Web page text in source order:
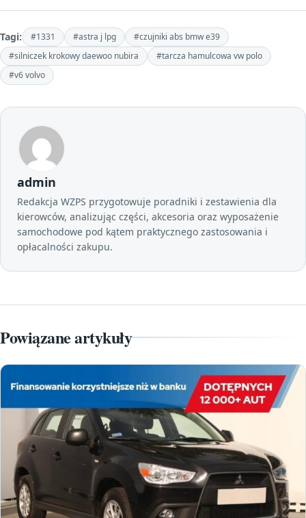
Tagi: #1331 #astra j lpg
#czujniki abs bmw e39
#silniczek krokowy daewoo nubira
#tarcza hamulcowa vw polo
#v6 volvo
admin
Redakcja WZPS przygotowuje poradniki i zestawienia dla
kierowców, analizując części, akcesoria oraz wyposażenie
samochodowe pod kątem praktycznego zastosowania i
opłacalności zakupu.
Powiązane artykuły